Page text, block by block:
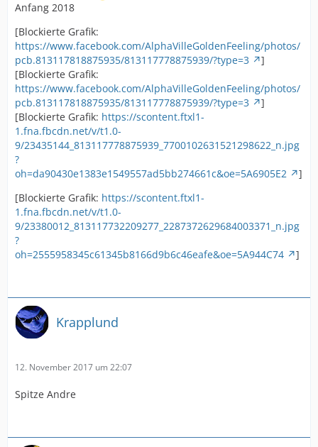
Anfang 2018
[Blockierte Grafik:
https://www.facebook.com/AlphaVilleGoldenFeeling/photos/
pcb.813117818875935/813117778875939/?type=3
]
[Blockierte Grafik:
https://www.facebook.com/AlphaVilleGoldenFeeling/photos/
pcb.813117818875935/813117778875939/?type=3
]
[Blockierte Grafik: https://scontent.ftxl1-
1.fna.fbcdn.net/v/t1.0-
9/23435144_813117778875939_7700102631521298622_n.jpg
?
oh=da90430e1383e1549557ad5bb274661c&oe=5A6905E2
]
[Blockierte Grafik: https://scontent.ftxl1-
1.fna.fbcdn.net/v/t1.0-
9/23380012_813117732209277_2287372629684003371_n.jpg
?
oh=2555958345c61345b8166d9b6c46eafe&oe=5A944C74
]
Krapplund
12. November 2017 um 22:07
Spitze Andre